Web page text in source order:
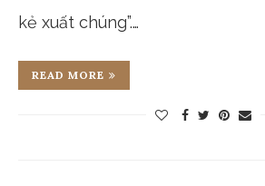
kẻ xuất chúng”.…
READ MORE